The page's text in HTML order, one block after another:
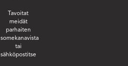
Tavoitat
meidät
parhaiten
somekanavista
tai
sähköpostitse